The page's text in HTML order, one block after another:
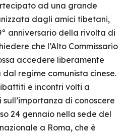
ad una grande
dagli amici tibetani,
anniversario della rivolta di
che l’Alto Commissario
accedere liberamente
regime comunista cinese.
e incontri volti a
di conoscere
24 gennaio nella sede del
a Roma, che è